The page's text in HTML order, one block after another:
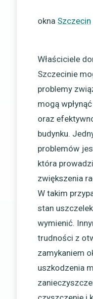
okna Szczecin
Właściciele
Szczecinie
problemy
mogą
oraz
budynku.
problemów
która
zwiększenia
W takim
stan
wymienić.
trudności z
zamykaniem
uszkodzenia